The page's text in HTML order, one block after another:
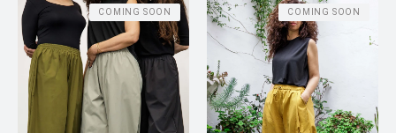
COMING SOON COMING SOON